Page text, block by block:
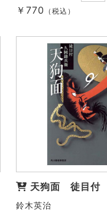
￥770 （税込）
天狗面 徒目付
鈴木英治